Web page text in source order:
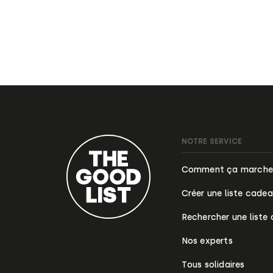
NOTRE SERVICE
Comment ça marche
Créer une liste
Rechercher une liste
Nos experts
Tous solidaires